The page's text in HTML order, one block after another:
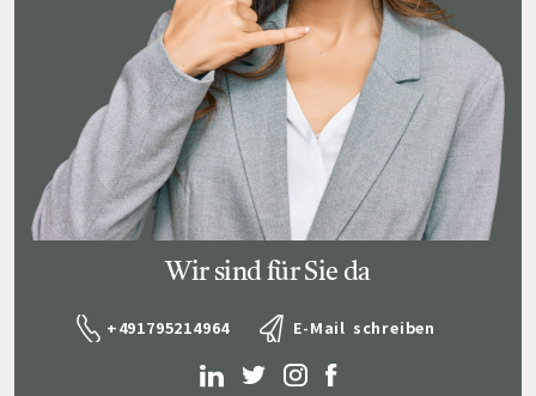
Wir sind für Sie da
+491795214964 E-Mail schreiben